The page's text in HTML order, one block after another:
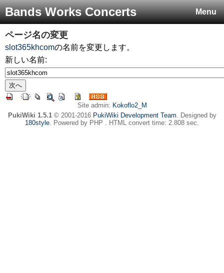
Menu
Bands Works Concerts
ページ名の変更
slot365khcomの名前を変更します。
新しい名前:
Site admin: Kokoflo2_M
PukiWiki 1.5.1© 2001-2016 PukiWiki Development Team. Designed by
180style. Powered by PHP . HTML convert time: 2.808 sec.